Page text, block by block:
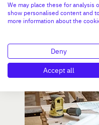
N°18770
ÎLE-DE-FRANCE
We may place these for analysis
show personalised content and
more information about the
Deny
Accept all